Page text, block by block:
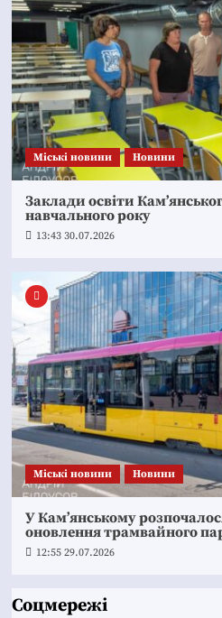
Mіські новини Новини
Заклади освіти
навчального року
13:43 30.07.2026
Mіські новини Новини
У Кам’янському
оновлення трамвайного
12:55 29.07.2026
Соцмережі